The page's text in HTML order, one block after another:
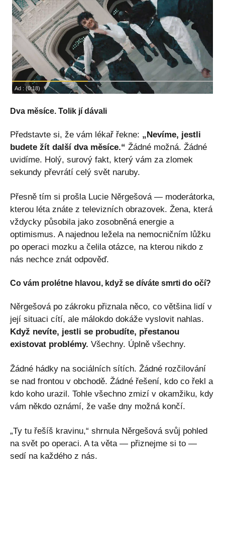
Dva měsíce. Tolik jí dávali
Představte si, že vám lékař řekne: „Nevíme, jestli
budete žít další dva měsíce.“ Žádné možná. Žádné
uvidíme. Holý, surový fakt, který vám za zlomek
sekundy převrátí celý svět naruby.
Přesně tím si prošla Lucie Něrgešová — moderátorka,
kterou léta znáte z televizních obrazovek. Žena, která
vždycky působila jako zosobněná energie a
optimismus. A najednou ležela na nemocničním lůžku
po operaci mozku a čelila otázce, na kterou nikdo z
nás nechce znát odpověď.
Co vám prolétne hlavou, když se díváte smrti do očí?
Něrgešová po zákroku přiznala něco, co většina lidí v
její situaci cítí, ale málokdo dokáže vyslovit nahlas.
Když nevíte, jestli se probudíte, přestanou
existovat problémy. Všechny. Úplně všechny.
Žádné hádky na sociálních sítích. Žádné rozčilování
se nad frontou v obchodě. Žádné řešení, kdo co řekl a
kdo koho urazil. Tohle všechno zmizí v okamžiku, kdy
vám někdo oznámí, že vaše dny možná končí.
„Ty tu řešíš kravinu,“ shrnula Něrgešová svůj pohled
na svět po operaci. A ta věta — přiznejme si to —
sedí na každého z nás.